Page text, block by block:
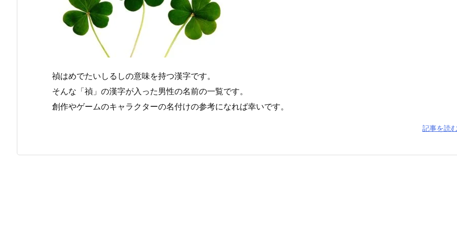
禎はめでたいしるしの意味を持つ漢字です。
そんな「禎」の漢字が入った男性の名前の一覧です。
創作やゲームのキャラクターの名付けの参考になれば幸いです。
記事を読